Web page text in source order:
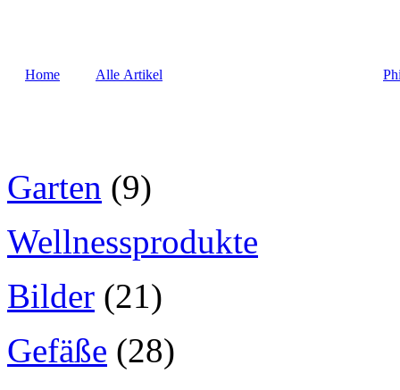
Home Alle Artikel
Garten (9)
Wellnessprodukte
Bilder (21)
Gefäße (28)